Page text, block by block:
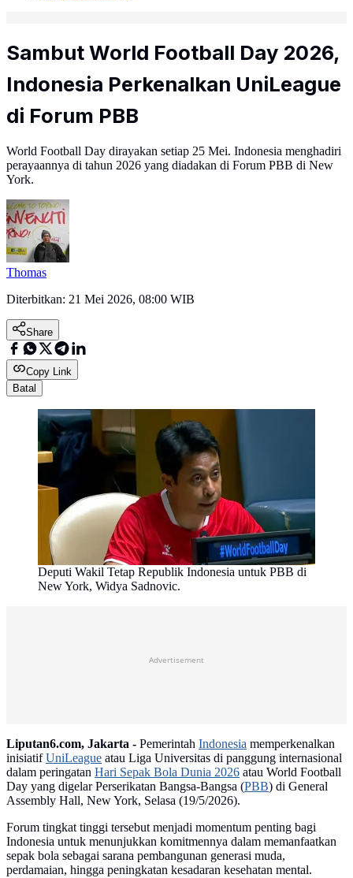
Sambut World Football Day 2026,
Indonesia Perkenalkan UniLeague
di Forum PBB
World Football Day dirayakan setiap 25 Mei. Indonesia menghadiri
perayaannya di tahun 2026 yang diadakan di Forum PBB di New
York.
Thomas
Diterbitkan: 21 Mei 2026, 08:00 WIB
Share
Copy Link
Batal
Deputi Wakil Tetap Republik Indonesia untuk PBB di
New York, Widya Sadnovic.
Advertisement
Liputan6.com, Jakarta - Pemerintah Indonesia memperkenalkan
inisiatifUniLeague atau Liga Universitas di panggung internasional
dalam peringatan Hari Sepak Bola Dunia 2026 atau World Football
Day yang digelar Perserikatan Bangsa-Bangsa (PBB) di General
Assembly Hall, New York, Selasa (19/5/2026).
Forum tingkat tinggi tersebut menjadi momentum penting bagi
Indonesia untuk menunjukkan komitmennya dalam memanfaatkan
sepak bola sebagai sarana pembangunan generasi muda,
perdamaian, hingga peningkatan kesadaran kesehatan mental.